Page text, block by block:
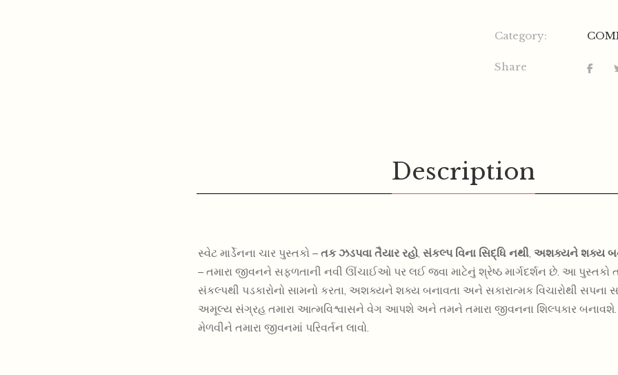
Category:
Share
Description
સ્વેટ માર્ડેનના ચાર પુસ્તકો –તક ઝડપવા તૈયાર રહો, સંકલ્પ વિના સિદ્ધિ નથી, અશક્યને શક્ય
– તમારા જીવનને સફળતાની નવી ઊંચાઈઓ પર લઈ જવા માટેનું શ્રેષ્ઠ માર્ગદર્શન છે. આ
સંકલ્પથી પડકારોનો સામનો કરતા, અશક્યને શક્ય બનાવતા અને સકારાત્મક વિચારોથી સપના
અમૂલ્ય સંગ્રહ તમારા આત્મવિશ્વાસને વેગ આપશે અને તમને તમારા જીવનના શિલ્પકાર
મેળવીને તમારા જીવનમાં પરિવર્તન લાવો.